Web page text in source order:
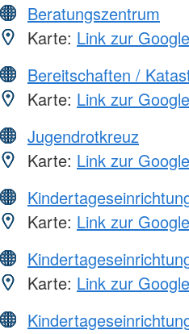
Beratungszentrum
Karte: Link zur
Bereitschaften /
Karte: Link zur
Jugendrotkreuz
Karte: Link zur
Karte: Link zur
Karte: Link zur